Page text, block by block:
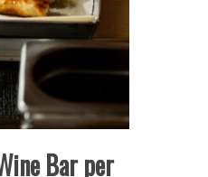
Bar per